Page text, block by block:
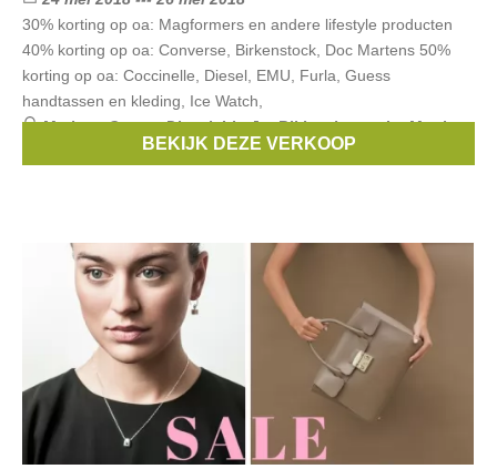
30% korting op oa: Magformers en andere lifestyle producten
40% korting op oa: Converse, Birkenstock, Doc Martens 50%
korting op oa: Coccinelle, Diesel, EMU, Furla, Guess
handtassen en kleding, Ice Watch,
Merken:Guess,Diesel,Liu Jo,Bikkembergs,La Martina,
BEKIJK DEZE VERKOOP